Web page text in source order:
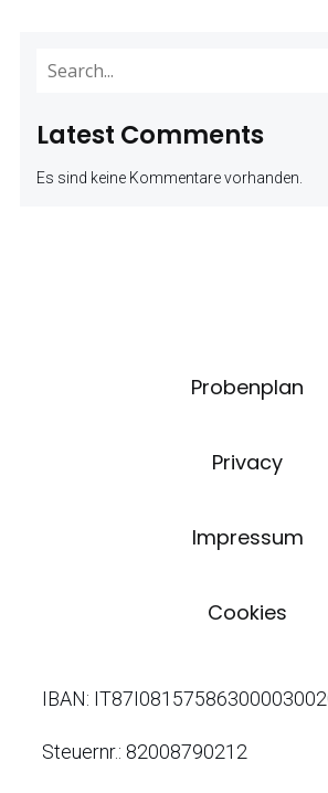
Latest Comments
Es sind keine Kommentare vorhanden.
Probenplan
Privacy
Impressum
Cookies
IBAN:
Steuernr.: 82008790212